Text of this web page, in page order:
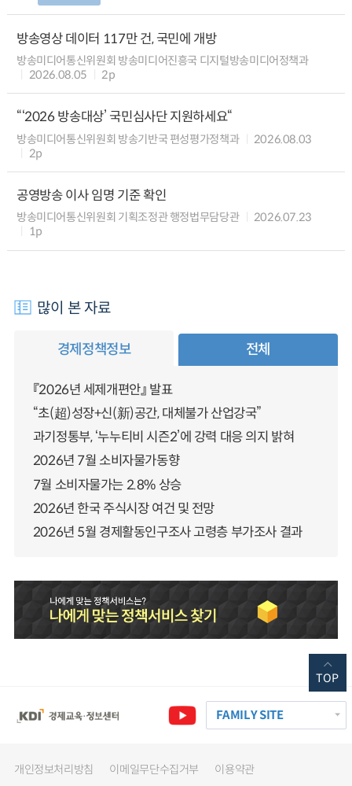
방송영상 데이터 117만 건, 국민에 개방
방송미디어통신위원회 방송미디어진흥국 디지털방송미디어정책과
2026.08.05
2p
“‘2026 방송대상’ 국민심사단 지원하세요“
방송미디어통신위원회 방송기반국 편성평가정책과
2026.08.03
2p
공영방송 이사 임명 기준 확인
방송미디어통신위원회 기획조정관 행정법무담당관
2026.07.23
1p
많이 본 자료
경제정책정보 전체
『2026년 세제개편안』 발표
“초(超)성장+신(新)공간, 대체불가 산업강국”
과기정통부, ‘누누티비 시즌2’에 강력 대응 의지 밝혀
2026년 7월 소비자물가동향
7월 소비자물가는 2.8% 상승
2026년 한국 주식시장 여건 및 전망
2026년 5월 경제활동인구조사 고령층 부가조사 결과
FAMILY SITE
개인정보처리방침 이메일무단수집거부 이용약관
TOP